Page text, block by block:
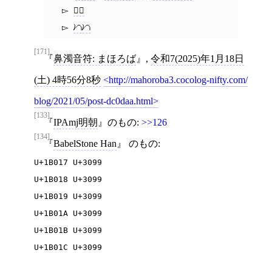
𛁏゙
𛂞𛂞
[171]
鼻濁音符: まほろば , 令和7(2025)年1月18日
(土) 4時56分8秒 http://mahoroba3.cocolog-nifty.com/
blog/2021/05/post-dc0daa.html
[133]
IPAmj明朝 のもの: >>126
[134]
BabelStone Han のもの:
U+1B017 U+3099
U+1B018 U+3099
U+1B019 U+3099
U+1B01A U+3099
U+1B01B U+3099
U+1B01C U+3099